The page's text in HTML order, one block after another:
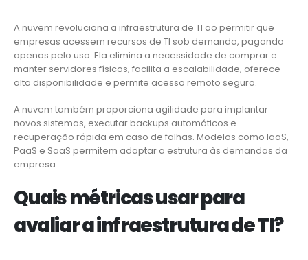
A nuvem revoluciona a infraestrutura de TI ao permitir que
empresas acessem recursos de TI sob demanda, pagando
apenas pelo uso. Ela elimina a necessidade de comprar e
manter servidores físicos, facilita a escalabilidade, oferece
alta disponibilidade e permite acesso remoto seguro.
A nuvem também proporciona agilidade para implantar
novos sistemas, executar backups automáticos e
recuperação rápida em caso de falhas. Modelos como IaaS,
PaaS e SaaS permitem adaptar a estrutura às demandas da
empresa.
Quais métricas usar para
avaliar a infraestrutura de TI?